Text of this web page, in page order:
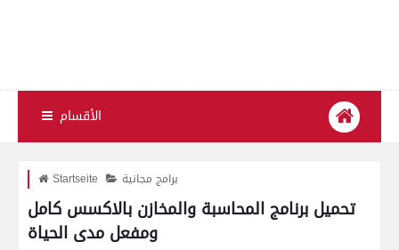
الأقسام
Startseite برامج مجانية
تحميل برنامج المحاسبة والمخازن بالاكسس كامل
ومفعل مدى الحياة